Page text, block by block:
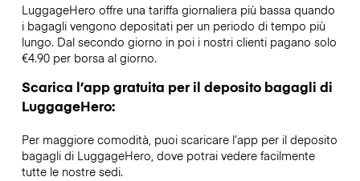
LuggageHero offre una tariffa giornaliera più bassa quando
i bagagli vengono depositati per un periodo di tempo più
lungo. Dal secondo giorno in poi i nostri clienti pagano solo
€4.90 per borsa al giorno.
Scarica l’app gratuita per il deposito bagagli di
LuggageHero:
Per maggiore comodità, puoi scaricare l’app per il deposito
bagagli di LuggageHero, dove potrai vedere facilmente
tutte le nostre sedi.